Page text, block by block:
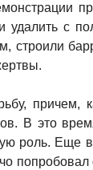
удалить с
строили
причем,
В это
роль. Еще в